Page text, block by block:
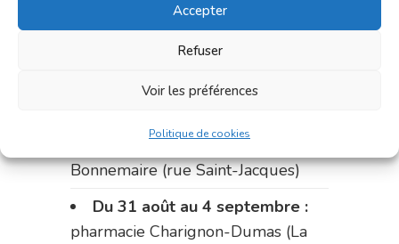
Accepter
Refuser
Voir les préférences
Politique de cookies
du 17 au 21 août :
Palobart (Laguépie)
du 21 au 28 août :pharmacie
du 28 au 31 août :pharmacie
Bonnemaire (rue Saint-Jacques)
Du 31 août au 4 septembre :
pharmacie Charignon-Dumas (La